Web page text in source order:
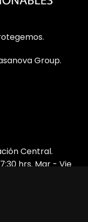
Group.
Central.
hrs. Mar - Vie